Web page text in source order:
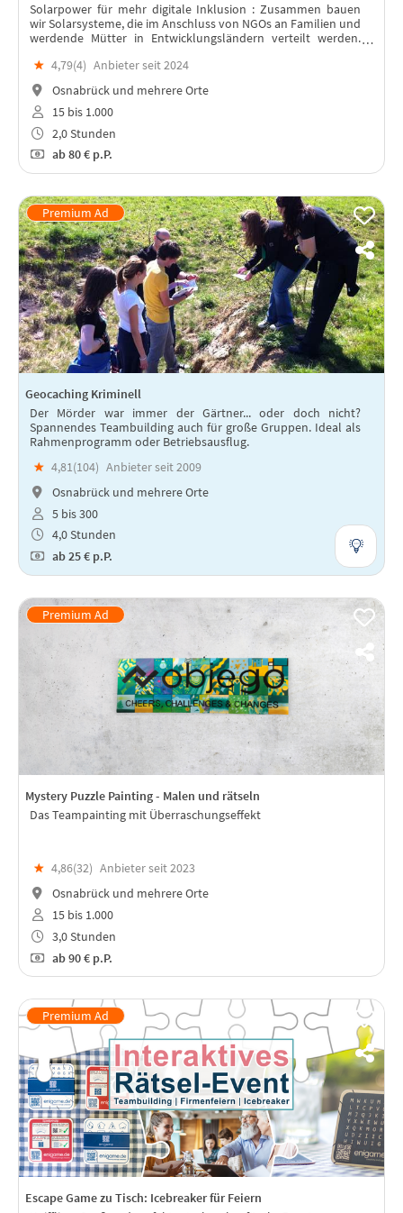
Solarpower für mehr digitale Inklusion : Zusammen bauen
wir Solarsysteme, die im Anschluss von NGOs an Familien und
werdende Mütter in Entwicklungsländern verteilt werden.
★ 4,79(4) Anbieter seit 2024
Osnabrück und mehrere Orte
15 bis 1.000
2,0 Stunden
ab80 € p.P.
Geocaching Kriminell
Der Mörder war immer der Gärtner... oder doch nicht?
Spannendes Teambuilding auch für große Gruppen. Ideal als
Rahmenprogramm oder Betriebsausflug.
★ 4,81(104) Anbieter seit 2009
Osnabrück und mehrere Orte
5 bis 300
4,0 Stunden
ab25 € p.P.
Mystery Puzzle Painting - Malen und rätseln
Das Teampainting mit Überraschungseffekt
★ 4,86(32) Anbieter seit 2023
Osnabrück und mehrere Orte
15 bis 1.000
3,0 Stunden
ab90 € p.P.
Escape Game zu Tisch: Icebreaker für Feiern